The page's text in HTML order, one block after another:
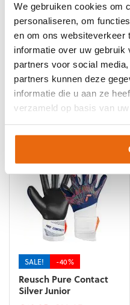
We gebruiken cookies om
personaliseren, om
en om ons websiteverkeer
informatie over uw gebruik
partners voor social
partners kunnen deze
informatie die u aan ze
verzameld op basis van
11,Keepershandschoenen
maat 8,
Ondergrond ,Puma
keepershandschoenen
Gerelateerde
SALE! -40%
Reusch Pure Contact
Silver Junior